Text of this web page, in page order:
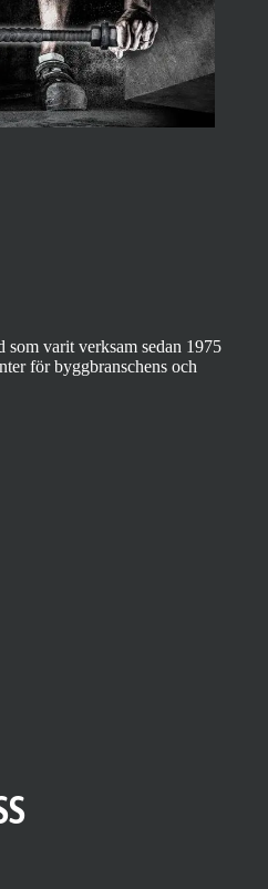
som varit verksam sedan 1975
för byggbranschens och